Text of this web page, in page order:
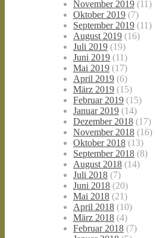
November 2019 (11)
Oktober 2019 (7)
September 2019 (11)
August 2019 (16)
Juli 2019 (19)
Juni 2019 (11)
Mai 2019 (17)
April 2019 (6)
März 2019 (15)
Februar 2019 (15)
Januar 2019 (14)
Dezember 2018 (17)
November 2018 (16)
Oktober 2018 (13)
September 2018 (8)
August 2018 (14)
Juli 2018 (7)
Juni 2018 (20)
Mai 2018 (21)
April 2018 (10)
März 2018 (4)
Februar 2018 (7)